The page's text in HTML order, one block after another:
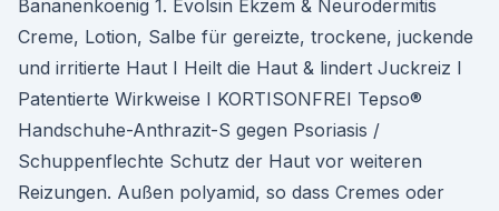
Bananenkoenig 1. Evolsin Ekzem & Neurodermitis
Creme, Lotion, Salbe für gereizte, trockene, juckende
und irritierte Haut I Heilt die Haut & lindert Juckreiz I
Patentierte Wirkweise I KORTISONFREI Tepso®
Handschuhe-Anthrazit-S gegen Psoriasis /
Schuppenflechte Schutz der Haut vor weiteren
Reizungen. Außen polyamid, so dass Cremes oder